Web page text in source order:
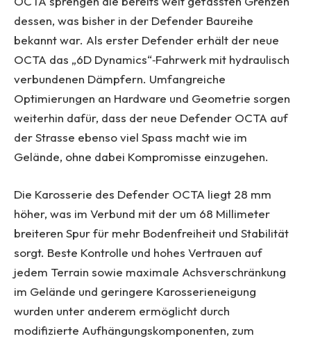
dessen, was bisher in der Defender Baureihe
bekannt war. Als erster Defender erhält der neue
OCTA das „6D Dynamics“‑Fahrwerk mit hydraulisch
verbundenen Dämpfern. Umfangreiche
Optimierungen an Hardware und Geometrie sorgen
weiterhin dafür, dass der neue Defender OCTA auf
der Strasse ebenso viel Spass macht wie im
Gelände, ohne dabei Kompromisse einzugehen.
Die Karosserie des Defender OCTA liegt 28 mm
höher, was im Verbund mit der um 68 Millimeter
breiteren Spur für mehr Bodenfreiheit und Stabilität
sorgt. Beste Kontrolle und hohes Vertrauen auf
jedem Terrain sowie maximale Achsverschränkung
im Gelände und geringere Karosserieneigung
wurden unter anderem ermöglicht durch
modifizierte Aufhängungskomponenten, zum